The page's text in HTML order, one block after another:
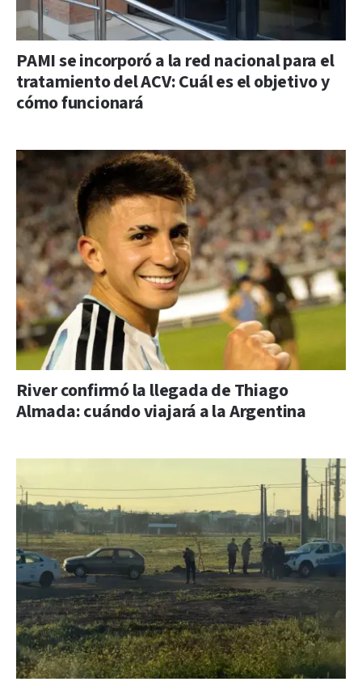
PAMI se incorporó a la red nacional para el
tratamiento del ACV: Cuál es el objetivo y
cómo funcionará
River confirmó la llegada de Thiago
Almada: cuándo viajará a la Argentina